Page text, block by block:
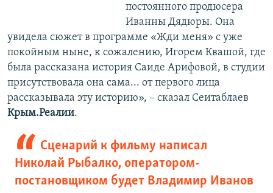
постоянного продюсера
Иванны Дядюры. Она
увидела сюжет в программе «Жди меня» с уже
покойным ныне, к сожалению, Игорем Квашой, где
была рассказана история Саиде Арифовой, в студии
присутствовала она сама... от первого лица
рассказывала эту историю», – сказал Сеитаблаев
Крым.Реалии.
Сценарий к фильму написал
Николай Рыбалко, оператором-
постановщиком будет Владимир Иванов